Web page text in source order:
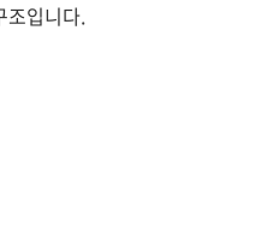
조입니다.